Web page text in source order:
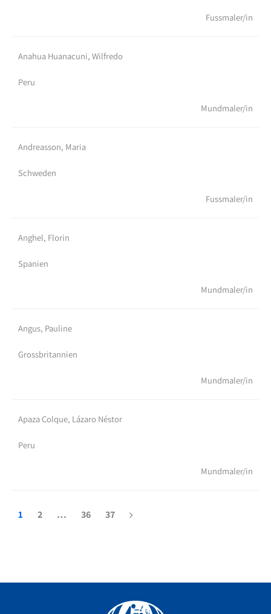
Fussmaler/in
Anahua Huanacuni, Wilfredo
Peru
Mundmaler/in
Andreasson, Maria
Schweden
Fussmaler/in
Anghel, Florin
Spanien
Mundmaler/in
Angus, Pauline
Grossbritannien
Mundmaler/in
Apaza Colque, Lázaro Néstor
Peru
Mundmaler/in
1 2 … 36 37
Facebook
YouTube
Instagram